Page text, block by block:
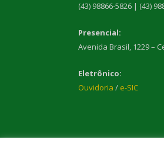
(43) 98866-5826 | (43)
Presencial:
Avenida Brasil, 1229 –
Eletrônico:
Ouvidoria / e-SIC